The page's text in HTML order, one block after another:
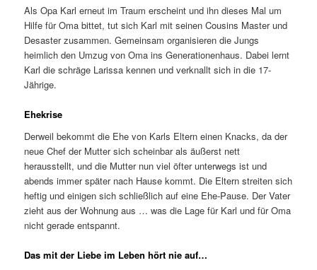
Als Opa Karl erneut im Traum erscheint und ihn dieses Mal um
Hilfe für Oma bittet, tut sich Karl mit seinen Cousins Master und
Desaster zusammen. Gemeinsam organisieren die Jungs
heimlich den Umzug von Oma ins Generationenhaus. Dabei lernt
Karl die schräge Larissa kennen und verknallt sich in die 17-
Jährige.
Ehekrise
Derweil bekommt die Ehe von Karls Eltern einen Knacks, da der
neue Chef der Mutter sich scheinbar als äußerst nett
herausstellt, und die Mutter nun viel öfter unterwegs ist und
abends immer später nach Hause kommt. Die Eltern streiten sich
heftig und einigen sich schließlich auf eine Ehe-Pause. Der Vater
zieht aus der Wohnung aus … was die Lage für Karl und für Oma
nicht gerade entspannt.
Das mit der Liebe im Leben hört nie auf…